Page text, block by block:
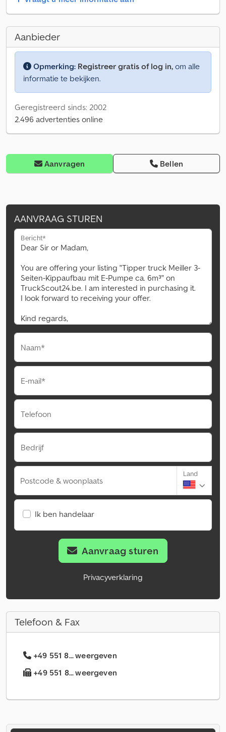
Aanbieder
Opmerking: Registreer gratis of log in, om alle
informatie te bekijken.
Geregistreerd sinds: 2002
2.496 advertenties online
Aanvragen Bellen
AANVRAAG STUREN
Bericht*
Naam*
E-mail*
Telefoon
Bedrijf
Postcode & woonplaats
Land
Ik ben handelaar
Aanvraag sturen
Privacyverklaring
Telefoon & Fax
+49 551 8... weergeven
+49 551 8... weergeven